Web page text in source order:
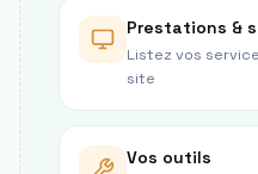
Prestations &
Listez vos
site
Vos outils